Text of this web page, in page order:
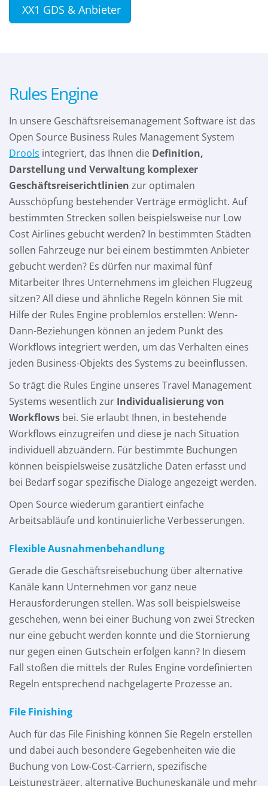
XX1 GDS & Anbieter
Rules Engine
In unsere Geschäftsreisemanagement Software ist das
Open Source Business Rules Management System
Drools integriert, das Ihnen die Definition,
Darstellung und Verwaltung komplexer
Geschäftsreiserichtlinien zur optimalen
Ausschöpfung bestehender Verträge ermöglicht. Auf
bestimmten Strecken sollen beispielsweise nur Low
Cost Airlines gebucht werden? In bestimmten Städten
sollen Fahrzeuge nur bei einem bestimmten Anbieter
gebucht werden? Es dürfen nur maximal fünf
Mitarbeiter Ihres Unternehmens im gleichen Flugzeug
sitzen? All diese und ähnliche Regeln können Sie mit
Hilfe der Rules Engine problemlos erstellen: Wenn-
Dann-Beziehungen können an jedem Punkt des
Workflows integriert werden, um das Verhalten eines
jeden Business-Objekts des Systems zu beeinflussen.
So trägt die Rules Engine unseres Travel Management
Systems wesentlich zur Individualisierung von
Workflows bei. Sie erlaubt Ihnen, in bestehende
Workflows einzugreifen und diese je nach Situation
individuell abzuändern. Für bestimmte Buchungen
können beispielsweise zusätzliche Daten erfasst und
bei Bedarf sogar spezifische Dialoge angezeigt werden.
Open Source wiederum garantiert einfache
Arbeitsabläufe und kontinuierliche Verbesserungen.
Flexible Ausnahmenbehandlung
Gerade die Geschäftsreisebuchung über alternative
Kanäle kann Unternehmen vor ganz neue
Herausforderungen stellen. Was soll beispielsweise
geschehen, wenn bei einer Buchung von zwei Strecken
nur eine gebucht werden konnte und die Stornierung
nur gegen einen Gutschein erfolgen kann? In diesem
Fall stoßen die mittels der Rules Engine vordefinierten
Regeln entsprechend nachgelagerte Prozesse an.
File Finishing
Auch für das File Finishing können Sie Regeln erstellen
und dabei auch besondere Gegebenheiten wie die
Buchung von Low-Cost-Carriern, spezifische
Leistungsträger, alternative Buchungskanäle und mehr